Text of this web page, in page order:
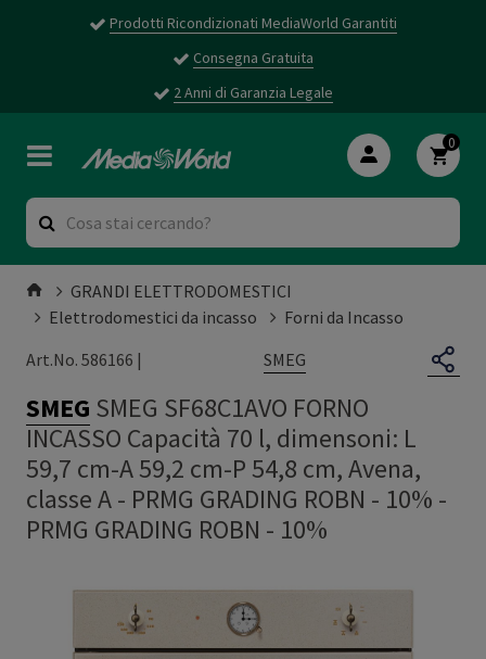
Prodotti Ricondizionati MediaWorld Garantiti
Consegna Gratuita
2 Anni di Garanzia Legale
0
GRANDI ELETTRODOMESTICI
Elettrodomestici da incasso
Forni da Incasso
Art.No. 586166 |
SMEG
SMEG SMEG SF68C1AVO FORNO
INCASSO Capacità 70 l, dimensoni: L
59,7 cm-A 59,2 cm-P 54,8 cm, Avena,
classe A - PRMG GRADING ROBN - 10% -
PRMG GRADING ROBN - 10%